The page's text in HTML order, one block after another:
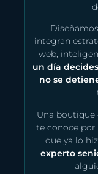
integran
web,
un día
no se
Una boutique
te conoce por
que ya lo
experto